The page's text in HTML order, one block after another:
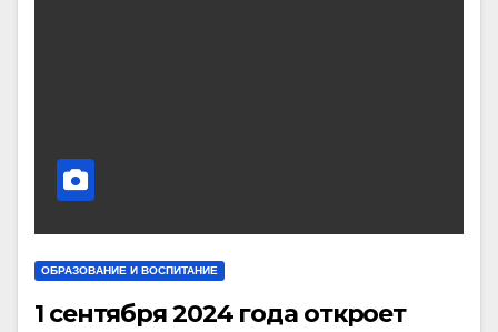
ОБРАЗОВАНИЕ И ВОСПИТАНИЕ
1 сентября 2024 года откроет